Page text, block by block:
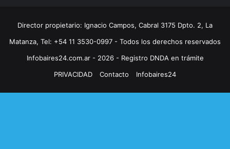
Director propietario: Ignacio Campos, Cabral 3175 Dpto. 2, La
Matanza, Tel: +54 11 3530-0997 - Todos los derechos reservados
Infobaires24.com.ar - 2026 - Registro DNDA en trámite
PRIVACIDAD
Contacto Infobaires24